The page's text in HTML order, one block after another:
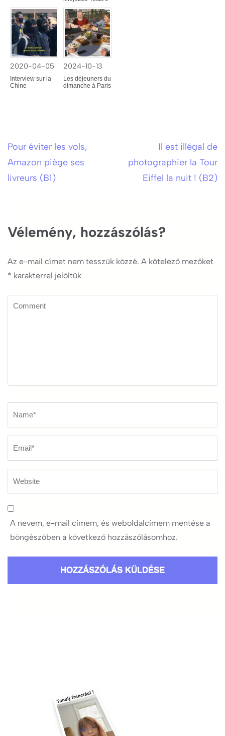
2020-04-05
Interview sur la
Chine
2024-10-13
Les déjeuners du
dimanche à Paris
Bejegyzés
navigáció
Pour éviter les vols,
Amazon piège ses
livreurs (B1)
Il est illégal de
photographier la Tour
Eiffel la nuit ! (B2)
Vélemény, hozzászólás?
Az e-mail címet nem tesszük közzé. A kötelező mezőket
* karakterrel jelöltük
Comment
A nevem, e-mail címem, és weboldalcímem mentése a
böngészőben a következő hozzászólásomhoz.